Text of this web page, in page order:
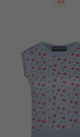
-30%